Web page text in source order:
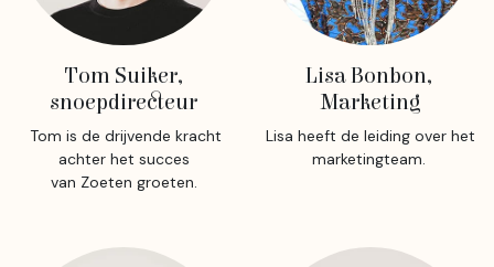
Tom Suiker,
snoepdirecteur
Tom is de drijvende kracht
achter het succes
van Zoeten groeten.
Lisa Bonbon,
Marketing
Lisa heeft de leiding over het
marketingteam.